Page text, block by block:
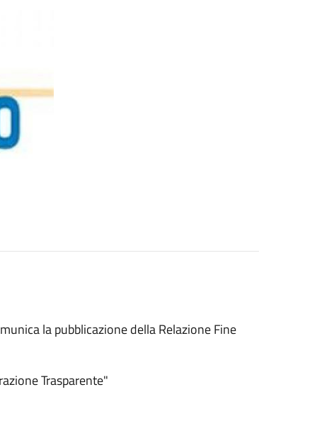
la pubblicazione della Relazione Fine
Trasparente"